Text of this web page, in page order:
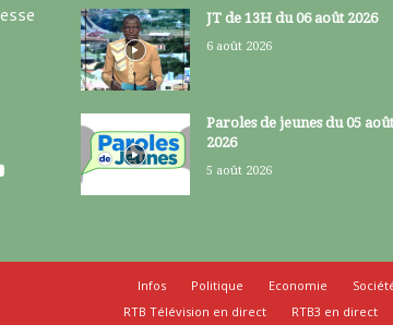
JT de 13H du 06 août 2026
6 août 2026
Paroles de jeunes du 05 août
2026
5 août 2026
Infos Politique Economie
RTB Télévision en direct
RTB3 en direct